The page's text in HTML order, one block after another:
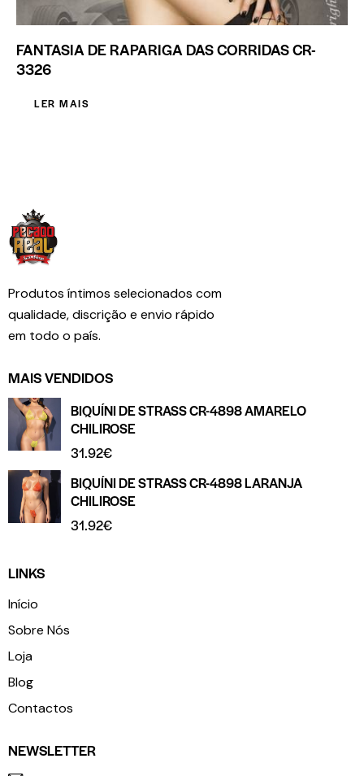
FANTASIA DE RAPARIGA DAS CORRIDAS CR-
3326
LER MAIS
Produtos íntimos selecionados com
qualidade, discrição e envio rápido
em todo o país.
MAIS VENDIDOS
BIQUÍNI DE STRASS CR-4898 AMARELO
CHILIROSE
31.92€
BIQUÍNI DE STRASS CR-4898 LARANJA
CHILIROSE
31.92€
LINKS
Início
Sobre Nós
Loja
Blog
Contactos
NEWSLETTER